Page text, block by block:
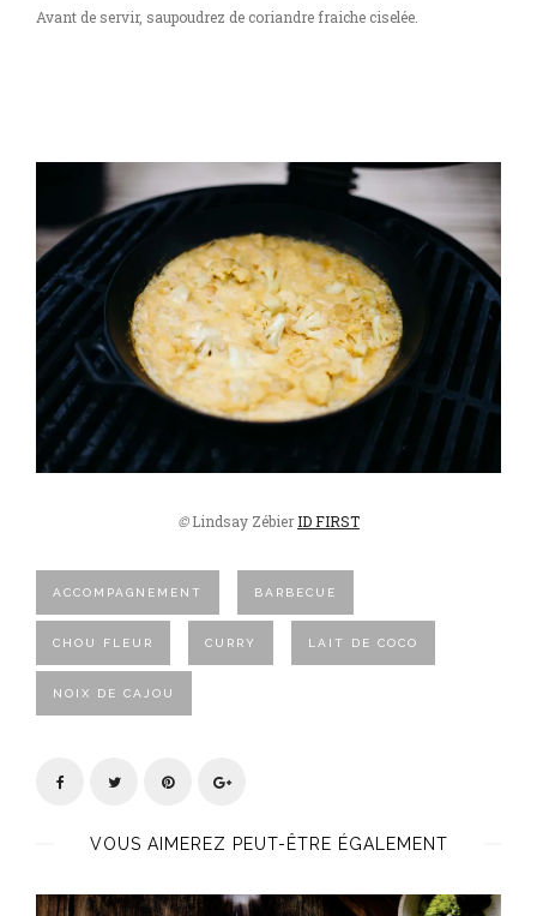
Avant de servir, saupoudrez de coriandre fraiche ciselée.
©Lindsay ZébierID FIRST
ACCOMPAGNEMENT BARBECUE
CHOU FLEUR CURRY LAIT DE COCO
NOIX DE CAJOU
VOUS AIMEREZ PEUT-ÊTRE ÉGALEMENT